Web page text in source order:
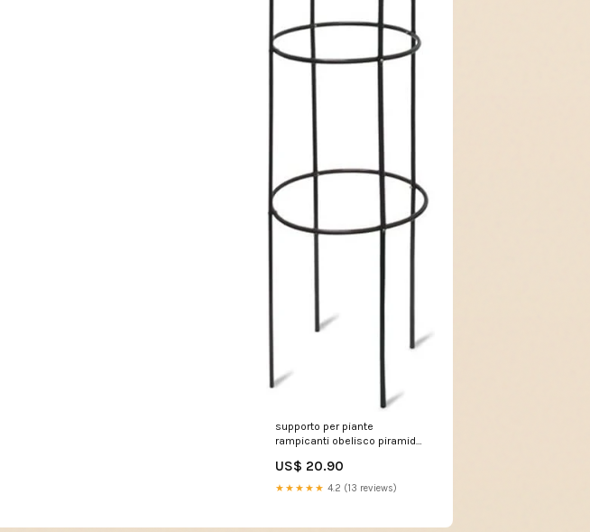
supporto per piante
rampicanti obelisco piramide
verde 299139 ORELPKDIVANO
US$ 20.90
★★★★★ 4.2 (13 reviews)